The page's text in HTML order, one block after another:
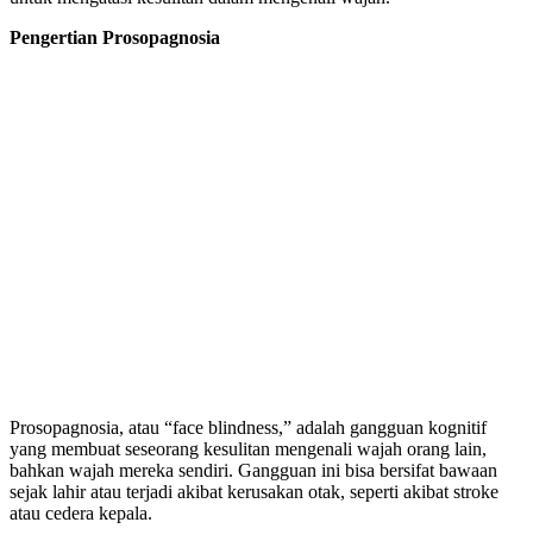
Pengertian Prosopagnosia
Prosopagnosia, atau “face blindness,” adalah gangguan kognitif
yang membuat seseorang kesulitan mengenali wajah orang lain,
bahkan wajah mereka sendiri. Gangguan ini bisa bersifat bawaan
sejak lahir atau terjadi akibat kerusakan otak, seperti akibat stroke
atau cedera kepala.